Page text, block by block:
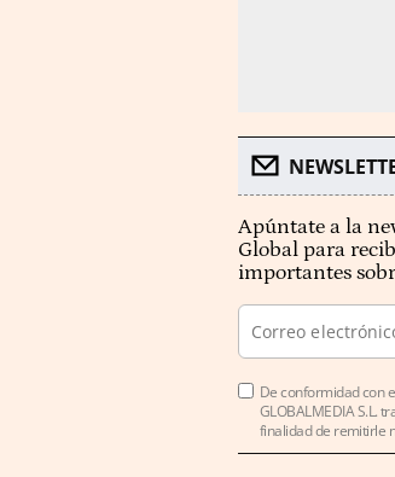
Apúntate a la
Global para
importantes
De conformidad con
GLOBALMEDIA S.L.
finalidad de remitirle